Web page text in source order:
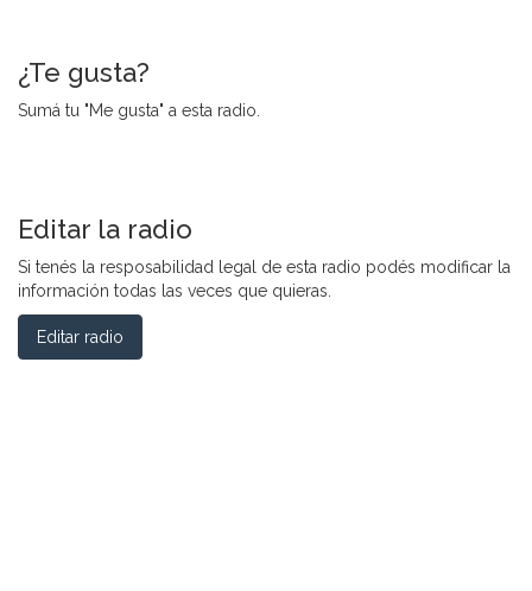
¿Te gusta?
Sumá tu "Me gusta" a esta radio.
Editar la radio
Si tenés la resposabilidad legal de esta radio podés modificar la
información todas las veces que quieras.
Editar radio